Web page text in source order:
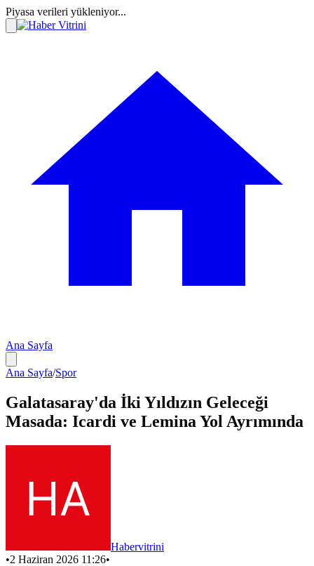
Piyasa verileri yükleniyor...
Ana Sayfa
Ana Sayfa/Spor
Galatasaray'da İki Yıldızın Geleceği
Masada: Icardi ve Lemina Yol Ayrımında
Habervitrini
•2 Haziran 2026 11:26•